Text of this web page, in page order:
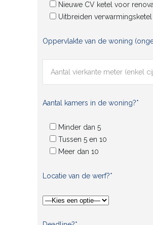
Nieuwe CV ketel voor
Uitbreiden verwarmingsketel
Oppervlakte van de woning
Aantal kamers in de woning?*
Minder dan 5
Tussen 5 en 10
Meer dan 10
Locatie van de werf?*